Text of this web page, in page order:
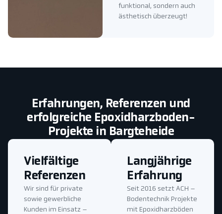
funktional, sondern auch
ästhetisch überzeugt!
Erfahrungen, Referenzen und
erfolgreiche Epoxidharzboden-
Projekte in Bargteheide
Langjährige
Erfahrung
Seit 2016 setzt ACH –
Bodentechnik Projekte
mit Epoxidharzböden
Vielfältige
Referenzen
Wir sind für private
sowie gewerbliche
Kunden im Einsatz –